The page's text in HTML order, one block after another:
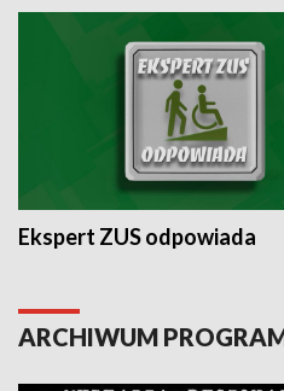
Ekspert ZUS odpowiada
ARCHIWUM